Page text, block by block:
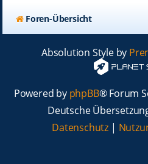
Foren-Übersicht
Absolution Style by
Powered by phpBB® Forum
Deutsche
Datenschutz |